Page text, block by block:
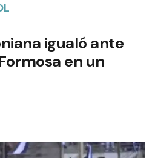
igualó ante
en un